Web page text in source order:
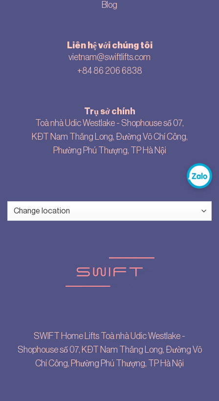
Blog
Liên hệ với chúng tôi
vietnam@swiftlifts.com
+84 86 206 6838
Trụ sở chính
Toà nhà Udic Westlake - Shophouse số 07,
KĐT Nam Thăng Long, Đường Võ Chí Công,
Phường Phú Thượng, TP Hà Nội
SWIFT Home Lifts Toà nhà Udic Westlake -
Shophouse số 07, KĐT Nam Thăng Long, Đường Võ
Chí Công, Phường Phú Thượng, TP Hà Nội